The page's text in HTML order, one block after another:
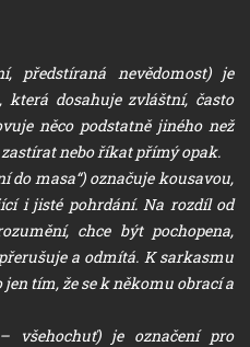
předstíraná nevědomost) je
dosahuje zvláštní, často
něco podstatně jiného než
nebo říkat přímý opak.
do masa“) označuje kousavou,
i jisté pohrdání. Na rozdíl od
chce být pochopena,
a odmítá. K sarkasmu
tím, že se k někomu obrací a
je označení pro